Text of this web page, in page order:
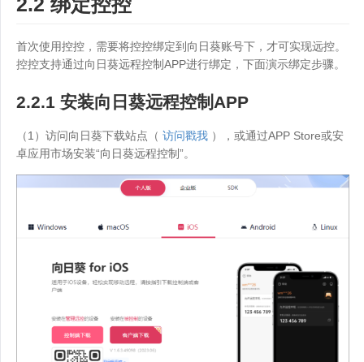
2.2 绑定控控
首次使用控控，需要将控控绑定到向日葵账号下，才可实现远控。
控控支持通过向日葵远程控制APP进行绑定，下面演示绑定步骤。
2.2.1 安装向日葵远程控制APP
（1）访问向日葵下载站点（ 访问戳我 ），或通过APP Store或安
卓应用市场安装“向日葵远程控制”。